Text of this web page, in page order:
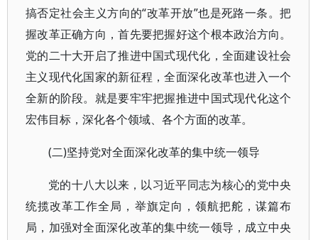
搞否定社会主义方向的“改革开放”也是死路一条。把
握改革正确方向，首先要把握好这个根本政治方向。
党的二十大开启了推进中国式现代化，全面建设社会
主义现代化国家的新征程，全面深化改革也进入一个
全新的阶段。就是要牢牢把握推进中国式现代化这个
宏伟目标，深化各个领域、各个方面的改革。
(二)坚持党对全面深化改革的集中统一领导
党的十八大以来，以习近平同志为核心的党中央
统揽改革工作全局，举旗定向，领航把舵，谋篇布
局，加强对全面深化改革的集中统一领导，成立中央